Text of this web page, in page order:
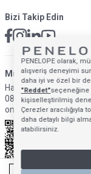
Bizi Takip Edin
Müsteri Hizmetleri
Hafta İçi: 09:00 - 18:00
0850 640 1993
PENELOPE olarak,
alışveriş deneyimi
daha iyi ve özel bir
"Reddet"seçeneğine
kişiselleştirilmiş
Çerezler aracılığıyla
daha detaylı bilgi
atabilirsiniz.